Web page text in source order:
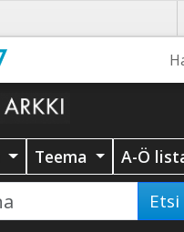
Teema A-Ö
Etsi